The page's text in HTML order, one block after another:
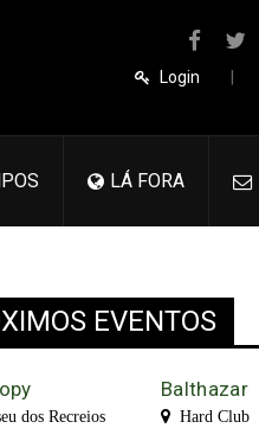
Login
LÁ FORA
EVENTOS
dos Recreios
Balthazar
Hard Club